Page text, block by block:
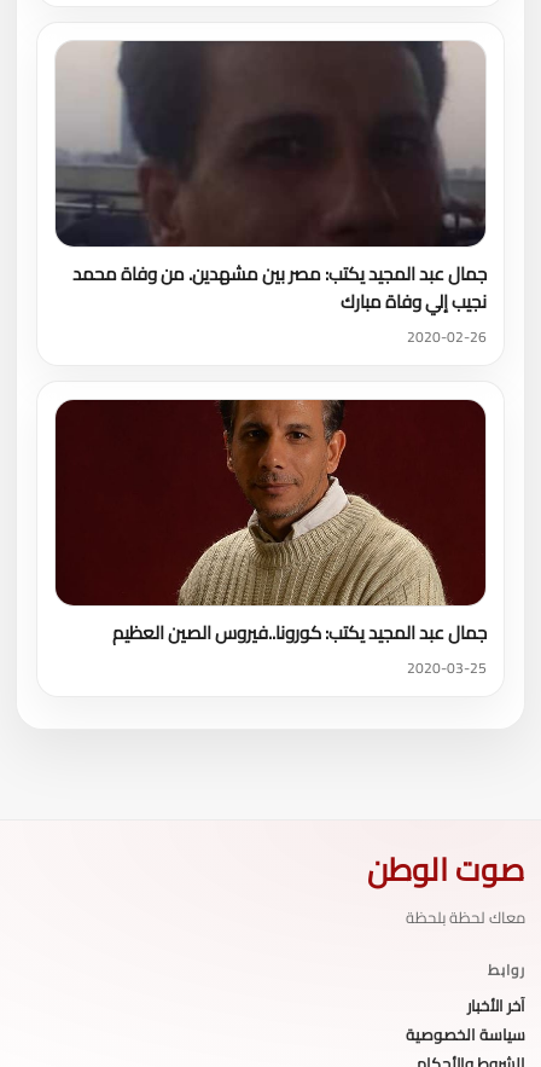
جمال عبد المجيد يكتب: مصر بين مشهدين. من وفاة محمد
نجيب إلي وفاة مبارك
2020-02-26
جمال عبد المجيد يكتب: كورونا..فيروس الصين العظيم
2020-03-25
صوت الوطن
معاك لحظة بلحظة
روابط
آخر الأخبار
سياسة الخصوصية